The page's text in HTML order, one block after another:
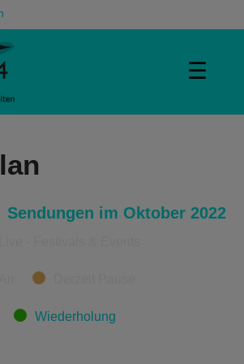
☰
Sendungen im Oktober 2022
Wiederholung